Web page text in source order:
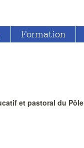
Formation
et pastoral du Pôle